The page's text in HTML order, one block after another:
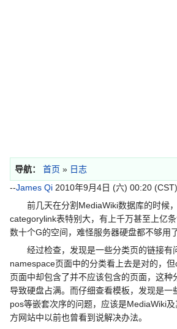
导航： 首页 » 日志
--James Qi 2010年9月4日 (六) 00:20 (CST)
前几天在分割MediaWiki数据库的时候
categorylink表特别大，有上千万甚至上亿
数十个G的空间，难怪服务器硬盘都不够用了
经过检查，发现是一些分类页的链接有
namespace页面中的分类看上去是对的，
页面中却包含了并不应该包含的页面，这种
导致硬盘占满。而仔细查看模板，发现是一
pos等嵌套次序的问题，应该是MediaWiki
方网站中以前也曾看到说解决办法。